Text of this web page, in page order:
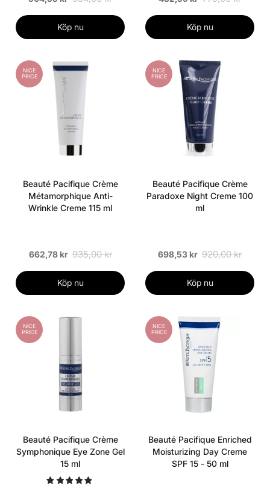
Köp nu Köp nu
NICE
PRICE
Beauté Pacifique Crème
Métamorphique Anti-
Wrinkle Creme 115 ml
662,78 kr 935,00 kr
Köp nu
NICE
PRICE
Beauté Pacifique Crème
Paradoxe Night Creme 100
ml
698,53 kr 920,00 kr
Köp nu
NICE
PRICE
Beauté Pacifique Crème
Symphonique Eye Zone Gel
15 ml
NICE
PRICE
Beauté Pacifique Enriched
Moisturizing Day Creme
SPF 15 - 50 ml